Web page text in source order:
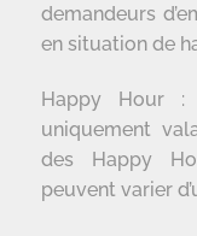
demandeurs
en situation de
Happy Hour
uniquement
des Happy
peuvent varier